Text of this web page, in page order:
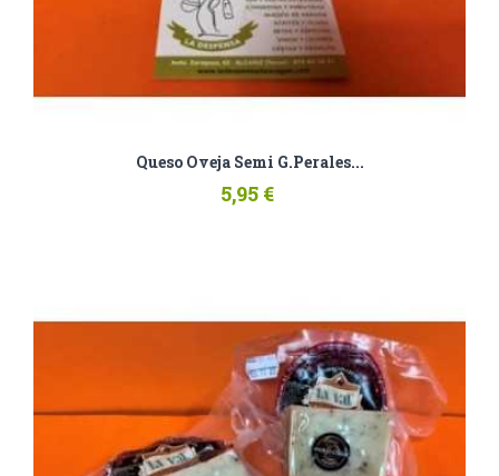
Queso Oveja Semi G.Perales...
5,95 €